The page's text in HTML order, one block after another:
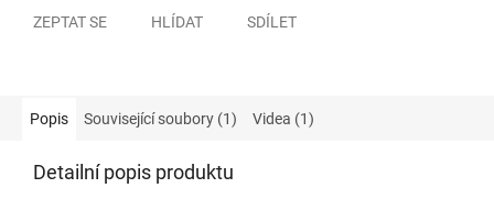
ZEPTAT SE HLÍDAT SDÍLET
Popis Související soubory (1) Videa (1)
Detailní popis produktu